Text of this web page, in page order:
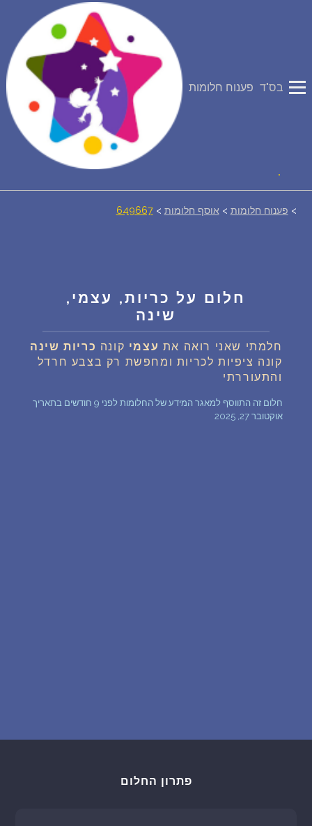
פענוח חלומות בס"ד
יומן החלומות שלך (0)
על מה חולמים
רכישת אוצר החלומות $
פענוח חלום אנושי
עלינו
> פענוח חלומות > אוסף חלומות >
649667
חלום על כריות, עצמי,
שינה
חלמתי שאני רואה את עצמי קונה כריות שינה
קונה ציפיות לכריות ומחפשת רק בצבע חרדל
והתעוררתי
חלום זה התווסף למאגר המידע של החלומות לפני 9 חודשים בתאריך
אוקטובר 27, 2025
פתרון החלום